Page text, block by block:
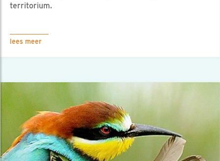
territorium.
lees meer